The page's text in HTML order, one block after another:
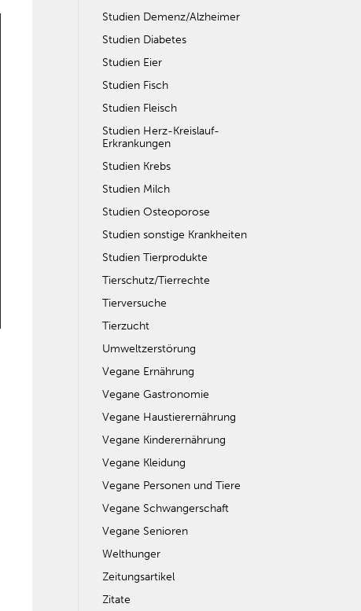
Studien Demenz/Alzheimer
Studien Diabetes
Studien Eier
Studien Fisch
Studien Fleisch
Studien Herz-Kreislauf-
Erkrankungen
Studien Krebs
Studien Milch
Studien Osteoporose
Studien sonstige Krankheiten
Studien Tierprodukte
Tierschutz/Tierrechte
Tierversuche
Tierzucht
Umweltzerstörung
Vegane Ernährung
Vegane Gastronomie
Vegane Haustierernährung
Vegane Kinderernährung
Vegane Kleidung
Vegane Personen und Tiere
Vegane Schwangerschaft
Vegane Senioren
Welthunger
Zeitungsartikel
Zitate